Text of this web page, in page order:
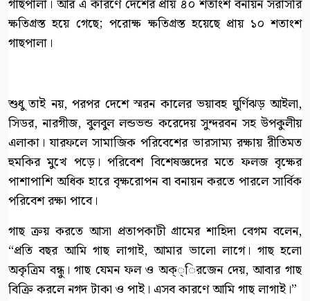
গাছপালা। আর এ কারণে দেশের প্রায় ৪০ শতাংশ বনায়ন সরাসরি
ক্ষতিগ্রস্ত হয়ে গেছে; পরোক্ষ ক্ষতিগ্রস্ত হয়েছে প্রায় ১০ শতাংশ
গাছপালা।
শুধু তাই নয়, পরপর দেশে স্মরন কালের ভয়াবহ ঘুর্ণিঝড় আইলা,
সিডর, নারগীজ, বুলবুল লন্ডভন্ড করেদেয় সুন্দরবন সহ উপকুলীয়
এলাকা। যারফলে সামাজিক পরিবেশের ভারসাম্য রক্ষায় রীতিমত
হুমকির মুখে পড়ে। পরিবেশ বিশেষজ্ঞদের মতে ফলজ বৃক্ষের
পাশাপাশি অধিক হারে বৃক্ষরোপন বা বনায়ন করতে পারলে সার্বিক
পরিবেশ রক্ষা পাবে।
গাছ ক্রয় করতে আসা প্রতাপকাটী গ্রামের শাহিদা বেগম বলেন,
“প্রতি বছর আমি গাছ লাগাই, আমার ভালো লাগে। গাছ হলো
অকৃত্রিম বন্ধু। গাছ যেমন ফল ও অক্্িরজেন দেয়, আবার গাছ
বিক্রি করলে নগদ টাকা ও পাই। এসব কারণে আমি গাছ লাগাই।”